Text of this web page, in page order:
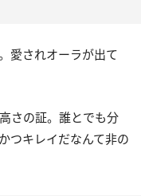
愛されオーラが出て
さの証。誰とでも分
つキレイだなんて非の